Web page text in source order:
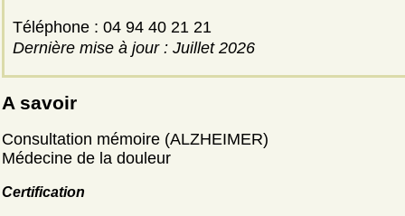
Téléphone : 04 94 40 21 21
Dernière mise à jour : Juillet 2026
A savoir
Consultation mémoire (ALZHEIMER)
Médecine de la douleur
Certification